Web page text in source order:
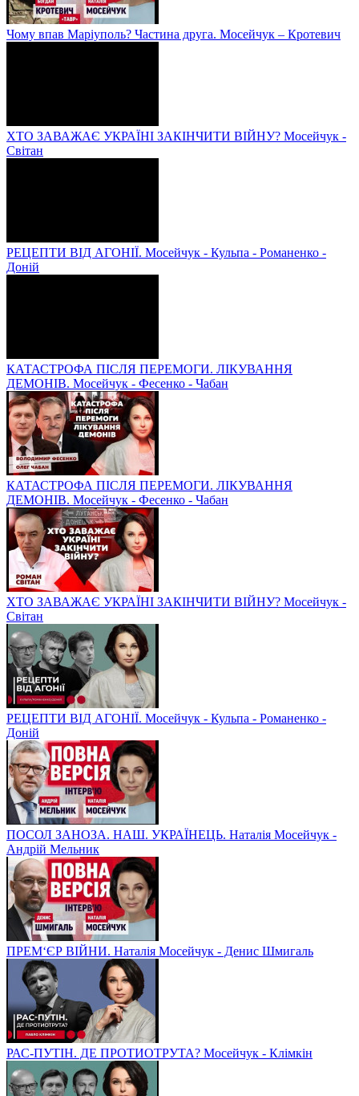
Чому впав Маріуполь? Частина друга. Мосейчук – Кротевич
ХТО ЗАВАЖАЄ УКРАЇНІ ЗАКІНЧИТИ ВІЙНУ? Мосейчук -
Світан
РЕЦЕПТИ ВІД АГОНІЇ. Мосейчук - Кульпа - Романенко -
Доній
КАТАСТРОФА ПІСЛЯ ПЕРЕМОГИ. ЛІКУВАННЯ
ДЕМОНІВ. Мосейчук - Фесенко - Чабан
КАТАСТРОФА ПІСЛЯ ПЕРЕМОГИ. ЛІКУВАННЯ
ДЕМОНІВ. Мосейчук - Фесенко - Чабан
ХТО ЗАВАЖАЄ УКРАЇНІ ЗАКІНЧИТИ ВІЙНУ? Мосейчук -
Світан
РЕЦЕПТИ ВІД АГОНІЇ. Мосейчук - Кульпа - Романенко -
Доній
ПОСОЛ ЗАНОЗА. НАШ. УКРАЇНЕЦЬ. Наталія Мосейчук -
Андрій Мельник
ПРЕМ‘ЄР ВІЙНИ. Наталія Мосейчук - Денис Шмигаль
РАС-ПУТІН. ДЕ ПРОТИОТРУТА? Мосейчук - Клімкін